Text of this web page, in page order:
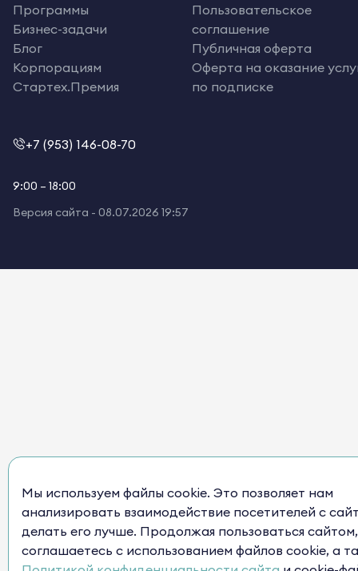
Программы
Бизнес-задачи
Блог
Корпорациям
Стартех.Премия
Пользовательское
соглашение
Публичная оферта
Оферта на оказание
по подписке
+7 (953) 146-08-70
9:00 – 18:00
Версия сайта - 08.07.2026 19:57
Мы используем файлы cookie. Это позволяет нам
анализировать взаимодействие посетителей с
делать его лучше. Продолжая пользоваться
соглашаетесь с использованием файлов cookie, а